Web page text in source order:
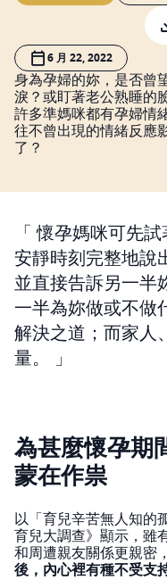
6 月 22, 2022
身為孕婦的妳，是否曾
淚？或盯著老公熟睡的
許多準媽咪都有孕婦情
往不曾出現的情緒反應
了？
懷孕媽咪可先
安靜時刻完整地說
並直接告訴另一半
一半為妳做或不做
解決之道；而家人
量。
為甚麼懷孕期
蒙在作祟
以「育兒辛苦無人知的
育兒大調查》顯示，雖
和周遭親友關係更親密，
後，內心裡有種不受支